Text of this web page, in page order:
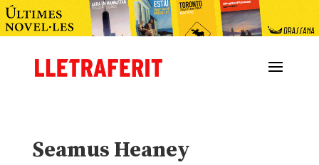
Seamus Heaney